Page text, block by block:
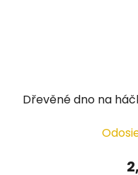
Dřevěné dno na